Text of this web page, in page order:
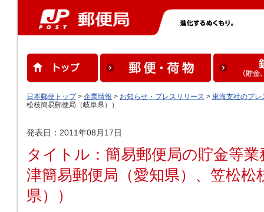
日本郵便トップ> 企業情報 > お知らせ・プレスリリース > 東海支社のプレ
松枝簡易郵便局（岐阜県））
発表日：2011年08月17日
タイトル：簡易郵便局の貯金等
津簡易郵便局（愛知県）、笠松松
県））